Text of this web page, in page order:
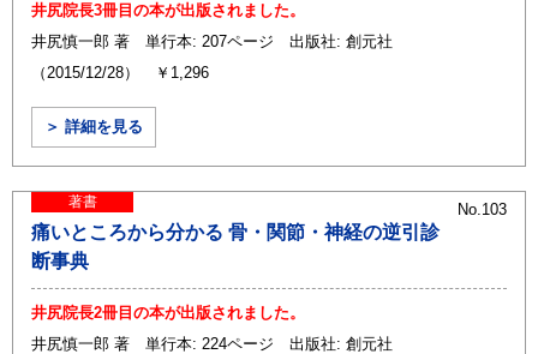
井尻院長3冊目の本が出版されました。
井尻慎一郎 著 単行本: 207ページ 出版社: 創元社
（2015/12/28） ￥1,296
＞ 詳細を見る
著書 No.103
痛いところから分かる 骨・関節・神経の逆引診
断事典
井尻院長2冊目の本が出版されました。
井尻慎一郎 著 単行本: 224ページ 出版社: 創元社